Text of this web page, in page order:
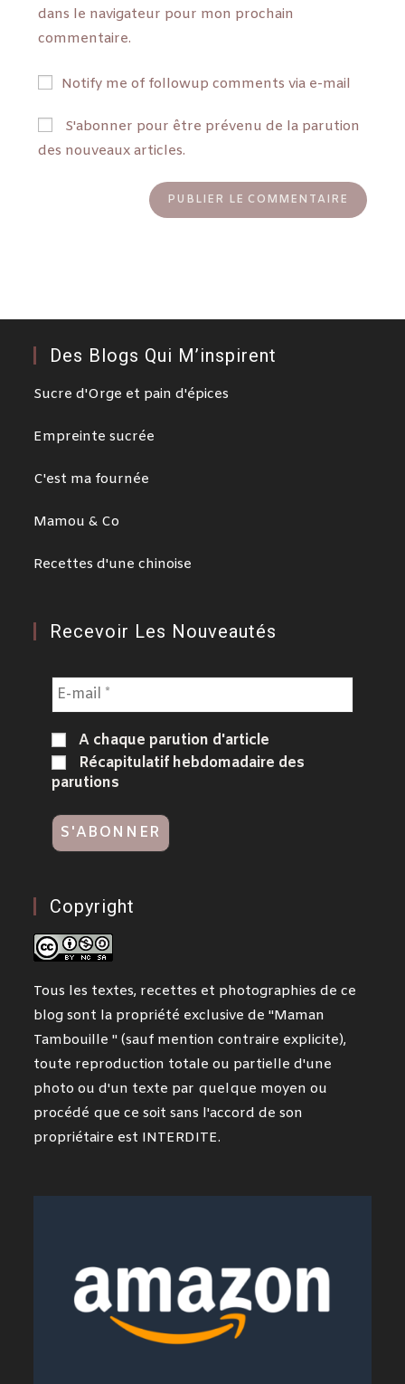
dans le navigateur pour mon prochain
commentaire.
Notify me of followup comments via e-mail
S'abonner pour être prévenu de la parution
des nouveaux articles.
Des Blogs Qui M’inspirent
Sucre d'Orge et pain d'épices
Empreinte sucrée
C'est ma fournée
Mamou & Co
Recettes d'une chinoise
Recevoir Les Nouveautés
A chaque parution d'article
Récapitulatif hebdomadaire des
parutions
Copyright
Tous les textes, recettes et photographies de ce
blog sont la propriété exclusive de "Maman
Tambouille " (sauf mention contraire explicite),
toute reproduction totale ou partielle d'une
photo ou d'un texte par quelque moyen ou
procédé que ce soit sans l'accord de son
propriétaire est INTERDITE.